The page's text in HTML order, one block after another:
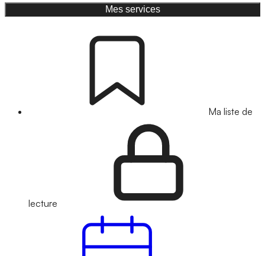
Mes services
Ma liste de
lecture